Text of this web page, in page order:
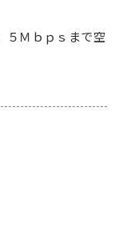
５Ｍｂｐｓまで空